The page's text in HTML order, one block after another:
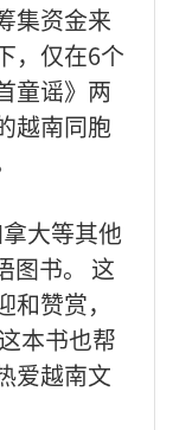
集资金来
，仅在6个
童谣》两
越南同胞
大等其他
图书。 这
赞赏，
本书也帮
爱越南文